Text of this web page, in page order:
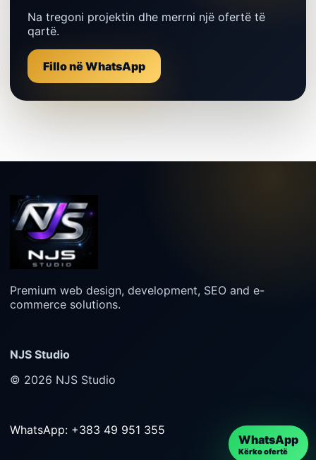
Na tregoni projektin dhe merrni një ofertë të
qartë.
Fillo në WhatsApp
Premium web design, development, SEO and e-
commerce solutions.
NJS Studio
© 2026 NJS Studio
WhatsApp: +383 49 951 355
WhatsApp
Kërko ofertë